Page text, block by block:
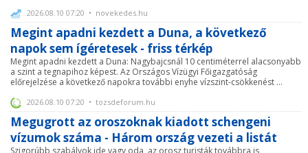
2026.08.10 07:20 • novekedes.hu
Megint apadni kezdett a Duna, a következő
napok sem ígéretesek - friss térkép
Megint apadni kezdett a Duna: Nagybajcsnál 10 centiméterrel alacsonyabb
a szint a tegnapihoz képest. Az Országos Vízügyi Főigazgatóság
előrejelzése a következő napokra további enyhe vízszint-csökkenést ...
2026.08.10 07:20 • tozsdeforum.hu
Megugrott az oroszoknak kiadott schengeni
vízumok száma - Három ország vezeti a listát